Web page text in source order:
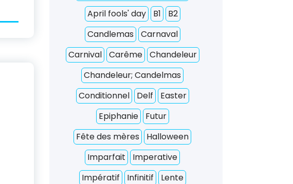
April fools' day
B1
B2
Candlemas
Carnaval
Carnival
Carême
Chandeleur
Chandeleur; Candelmas
Conditionnel
Delf
Easter
Epiphanie
Futur
Fête des mères
Halloween
Imparfait
Imperative
Impératif
Infinitif
Lente